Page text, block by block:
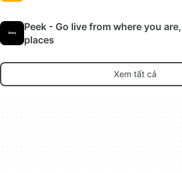
Peek - Go live from where you
places
Xem tất cả